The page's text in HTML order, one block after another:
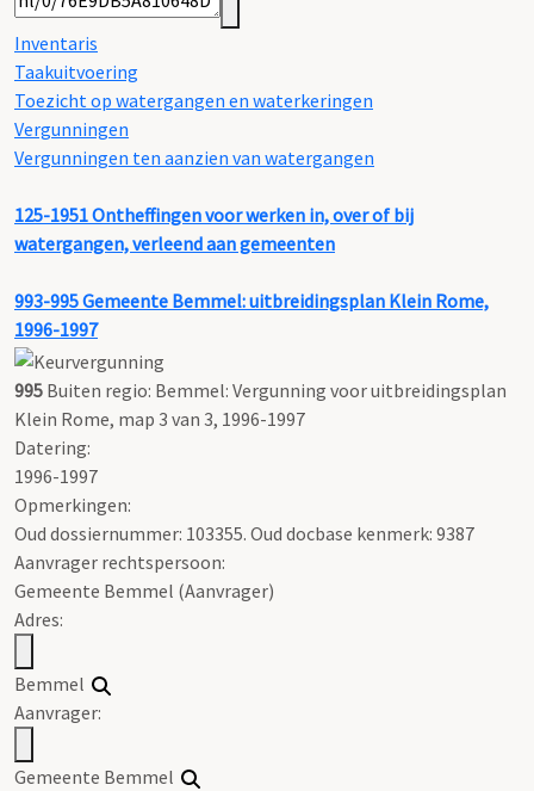
Inventaris
Taakuitvoering
Toezicht op watergangen en waterkeringen
Vergunningen
Vergunningen ten aanzien van watergangen
125-1951Ontheffingen voor werken in, over of bij
watergangen, verleend aan gemeenten
993-995Gemeente Bemmel: uitbreidingsplan Klein Rome,
1996-1997
995 Buiten regio: Bemmel: Vergunning voor uitbreidingsplan
Klein Rome, map 3 van 3, 1996-1997
Datering:
1996-1997
Opmerkingen:
Oud dossiernummer: 103355. Oud docbase kenmerk: 9387
Aanvrager rechtspersoon:
Gemeente Bemmel (Aanvrager)
Adres:
Bemmel
Aanvrager:
Gemeente Bemmel